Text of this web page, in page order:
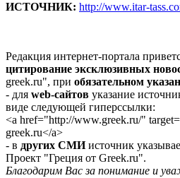
ИСТОЧНИК: http://www.itar-
Редакция интернет-портала
цитирование эксклюзивных
greek.ru", при обязательном
- для web-сайтов указание
виде следующей гиперссылки:
<a href="http://www.greek.ru/"
greek.ru</a>
- в других СМИисточник
Проект "Греция от Greek.ru".
Благодарим Вас за понимание и